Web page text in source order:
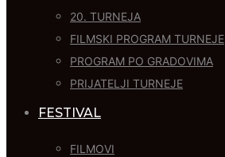
20. TURNEJA
FILMSKI PROGRAM TURNEJE
PROGRAM PO GRADOVIMA
PRIJATELJI TURNEJE
FESTIVAL
FILMOVI